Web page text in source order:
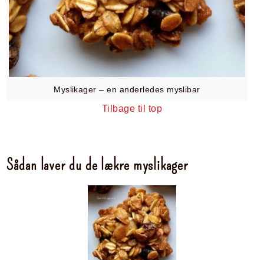
Myslikager – en anderledes myslibar
Tilbage til top
Sådan laver du de lækre myslikager